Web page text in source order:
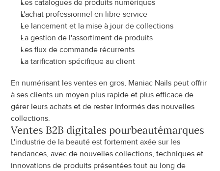
Les catalogues de produits numériques
L'achat professionnel en libre-service
Le lancement et la mise à jour de collections
La gestion de l'assortiment de produits
Les flux de commande récurrents
La tarification spécifique au client
En numérisant les ventes en gros, Maniac Nails peut offrir
à ses clients un moyen plus rapide et plus efficace de
gérer leurs achats et de rester informés des nouvelles
collections.
Ventes B2B digitales pourbeautémarques
L'industrie de la beauté est fortement axée sur les
tendances, avec de nouvelles collections, techniques et
innovations de produits présentées tout au long de